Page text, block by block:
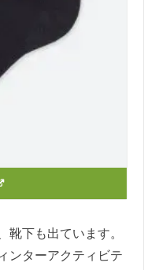
靴下も出ています。
ンターアクティビテ